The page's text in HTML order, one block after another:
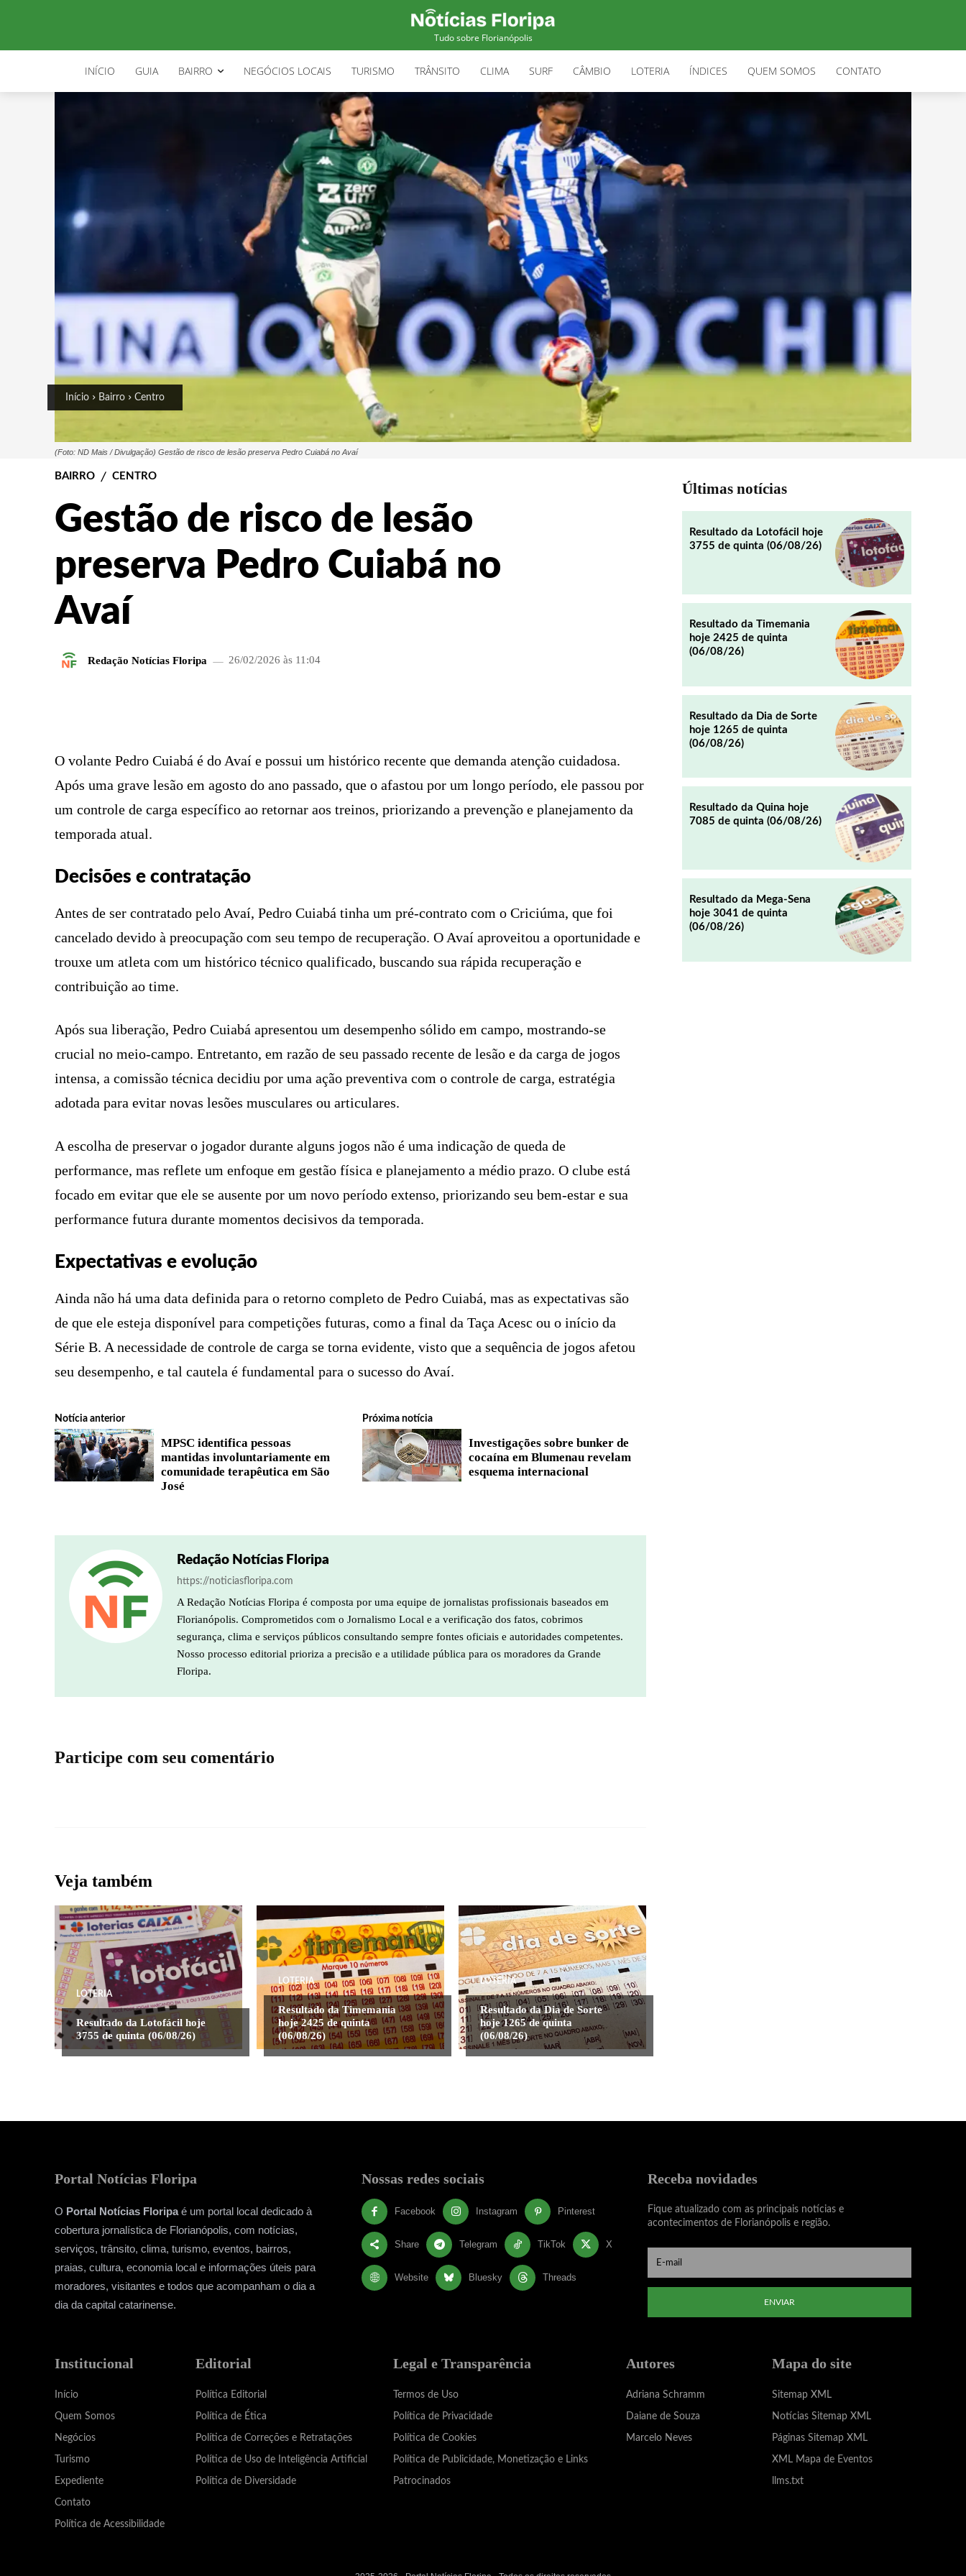
Tudo sobre Florianópolis
INÍCIO GUIA BAIRRO NEGÓCIOS LOCAIS TURISMO TRÂNSITO CLIMA SURF CÂMBIO LOTERIA ÍNDICES QUEM SOMOS CONTATO
Início Bairro Centro
(Foto: ND Mais / Divulgação) Gestão de risco de lesão preserva Pedro Cuiabá no Avaí
BAIRRO CENTRO
Gestão de risco de lesão
preserva Pedro Cuiabá no
Avaí
Redação Notícias Floripa 26/02/2026 às 11:04
O volante Pedro Cuiabá é do Avaí e possui um histórico recente que demanda atenção cuidadosa.
Após uma grave lesão em agosto do ano passado, que o afastou por um longo período, ele passou por
um controle de carga específico ao retornar aos treinos, priorizando a prevenção e planejamento da
temporada atual.
Decisões e contratação
Antes de ser contratado pelo Avaí, Pedro Cuiabá tinha um pré-contrato com o Criciúma, que foi
cancelado devido à preocupação com seu tempo de recuperação. O Avaí aproveitou a oportunidade e
trouxe um atleta com um histórico técnico qualificado, buscando sua rápida recuperação e
contribuição ao time.
Após sua liberação, Pedro Cuiabá apresentou um desempenho sólido em campo, mostrando-se
crucial no meio-campo. Entretanto, em razão de seu passado recente de lesão e da carga de jogos
intensa, a comissão técnica decidiu por uma ação preventiva com o controle de carga, estratégia
adotada para evitar novas lesões musculares ou articulares.
A escolha de preservar o jogador durante alguns jogos não é uma indicação de queda de
performance, mas reflete um enfoque em gestão física e planejamento a médio prazo. O clube está
focado em evitar que ele se ausente por um novo período extenso, priorizando seu bem-estar e sua
performance futura durante momentos decisivos da temporada.
Expectativas e evolução
Ainda não há uma data definida para o retorno completo de Pedro Cuiabá, mas as expectativas são
de que ele esteja disponível para competições futuras, como a final da Taça Acesc ou o início da
Série B. A necessidade de controle de carga se torna evidente, visto que a sequência de jogos afetou
seu desempenho, e tal cautela é fundamental para o sucesso do Avaí.
Notícia anterior
MPSC identifica pessoas
mantidas involuntariamente em
comunidade terapêutica em São
José
Próxima notícia
Investigações sobre bunker de
cocaína em Blumenau revelam
esquema internacional
Redação Notícias Floripa
https://noticiasfloripa.com
A Redação Notícias Floripa é composta por uma equipe de jornalistas profissionais baseados em
Florianópolis. Comprometidos com o Jornalismo Local e a verificação dos fatos, cobrimos
segurança, clima e serviços públicos consultando sempre fontes oficiais e autoridades competentes.
Nosso processo editorial prioriza a precisão e a utilidade pública para os moradores da Grande
Floripa.
Participe com seu comentário
Veja também
LOTERIA
Resultado da Lotofácil hoje
3755 de quinta (06/08/26)
LOTERIA
Resultado da Timemania
hoje 2425 de quinta
(06/08/26)
LOTERIA
Resultado da Dia de Sorte
hoje 1265 de quinta
(06/08/26)
Últimas notícias
Resultado da Lotofácil hoje
3755 de quinta (06/08/26)
Resultado da Timemania
hoje 2425 de quinta
(06/08/26)
Resultado da Dia de Sorte
hoje 1265 de quinta
(06/08/26)
Resultado da Quina hoje
7085 de quinta (06/08/26)
Resultado da Mega-Sena
hoje 3041 de quinta
(06/08/26)
Portal Notícias Floripa
O Portal Notícias Floripaé um portal local dedicado à
cobertura jornalística de Florianópolis, com notícias,
serviços, trânsito, clima, turismo, eventos, bairros,
praias, cultura, economia local e informações úteis para
moradores, visitantes e todos que acompanham o dia a
dia da capital catarinense.
Nossas redes sociais
Facebook Instagram Pinterest
Share Telegram TikTok X
Website Bluesky Threads
Receba novidades
Fique atualizado com as principais notícias e
acontecimentos de Florianópolis e região.
ENVIAR
Institucional
Início
Quem Somos
Negócios
Turismo
Expediente
Contato
Política de Acessibilidade
Editorial
Política Editorial
Política de Ética
Política de Correções e Retratações
Política de Uso de Inteligência Artificial
Política de Diversidade
Legal e Transparência
Termos de Uso
Política de Privacidade
Política de Cookies
Política de Publicidade, Monetização e Links
Patrocinados
Autores
Adriana Schramm
Daiane de Souza
Marcelo Neves
Mapa do site
Sitemap XML
Notícias Sitemap XML
Páginas Sitemap XML
XML Mapa de Eventos
llms.txt